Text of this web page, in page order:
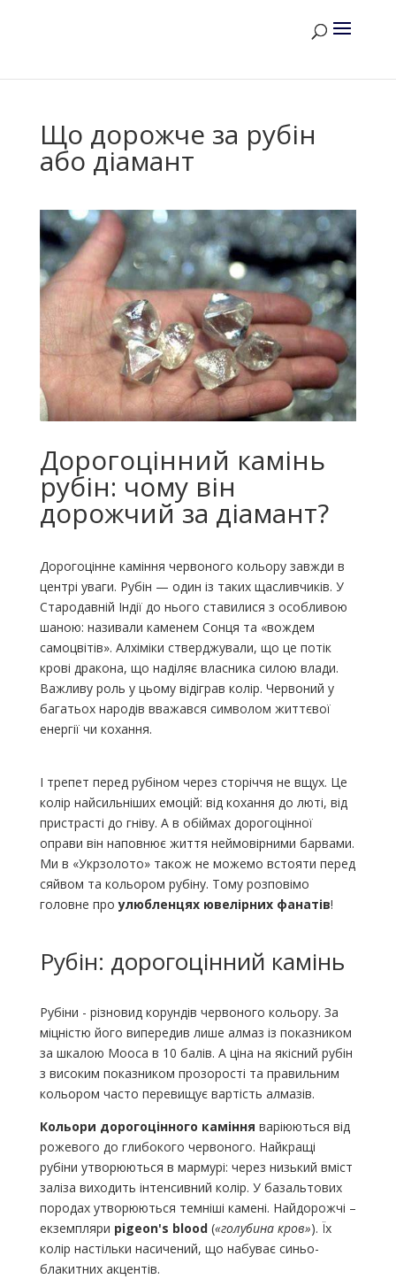
Що дорожче за рубін
або діамант
Дорогоцінний камінь
рубін: чому він
дорожчий за діамант?
Дорогоцінне каміння червоного кольору завжди в
центрі уваги. Рубін — один із таких щасливчиків. У
Стародавній Індії до нього ставилися з особливою
шаною: називали каменем Сонця та «вождем
самоцвітів». Алхіміки стверджували, що це потік
крові дракона, що наділяє власника силою влади.
Важливу роль у цьому відіграв колір. Червоний у
багатьох народів вважався символом життєвої
енергії чи кохання.
І трепет перед рубіном через сторіччя не вщух. Це
колір найсильніших емоцій: від кохання до люті, від
пристрасті до гніву. А в обіймах дорогоцінної
оправи він наповнює життя неймовірними барвами.
Ми в «Укрзолото» також не можемо встояти перед
сяйвом та кольором рубіну. Тому розповімо
головне проулюбленцях ювелірних фанатів!
Рубін: дорогоцінний камінь
Рубіни - різновид корундів червоного кольору. За
міцністю його випередив лише алмаз із показником
за шкалою Мооса в 10 балів. А ціна на якісний рубін
з високим показником прозорості та правильним
кольором часто перевищує вартість алмазів.
Кольори дорогоцінного каміння варіюються від
рожевого до глибокого червоного. Найкращі
рубіни утворюються в мармурі: через низький вміст
заліза виходить інтенсивний колір. У базальтових
породах утворюються темніші камені. Найдорожчі –
екземпляри pigeon's blood(«голубина кров»). Їх
колір настільки насичений, що набуває синьо-
блакитних акцентів.